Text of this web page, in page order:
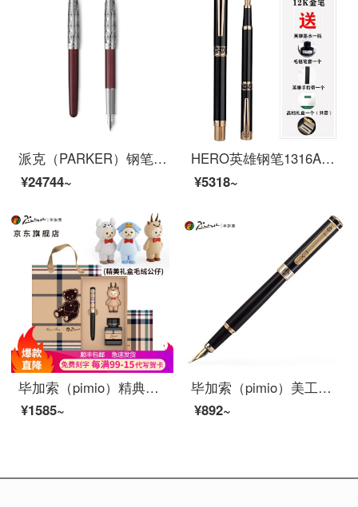
派克（PARKER）钢笔 卓尔系列致臻绛红墨水笔
¥24744~
HERO英雄钢笔1316A金笔尖12K金笔男士书写办公练字用墨水笔签字书法礼品笔商务送礼免费刻字定制
¥5318~
毕加索（pimio）精典泰迪联名款钢笔墨水礼盒套装商务办公礼品笔英伦格套装系列绒毛鼠 藏羚羊
¥1585~
毕加索（pimio）美工笔弯头弯尖书法钢笔男女士练字成人学生用笔1.0mm绅士系列902亮黑金夹
¥892~